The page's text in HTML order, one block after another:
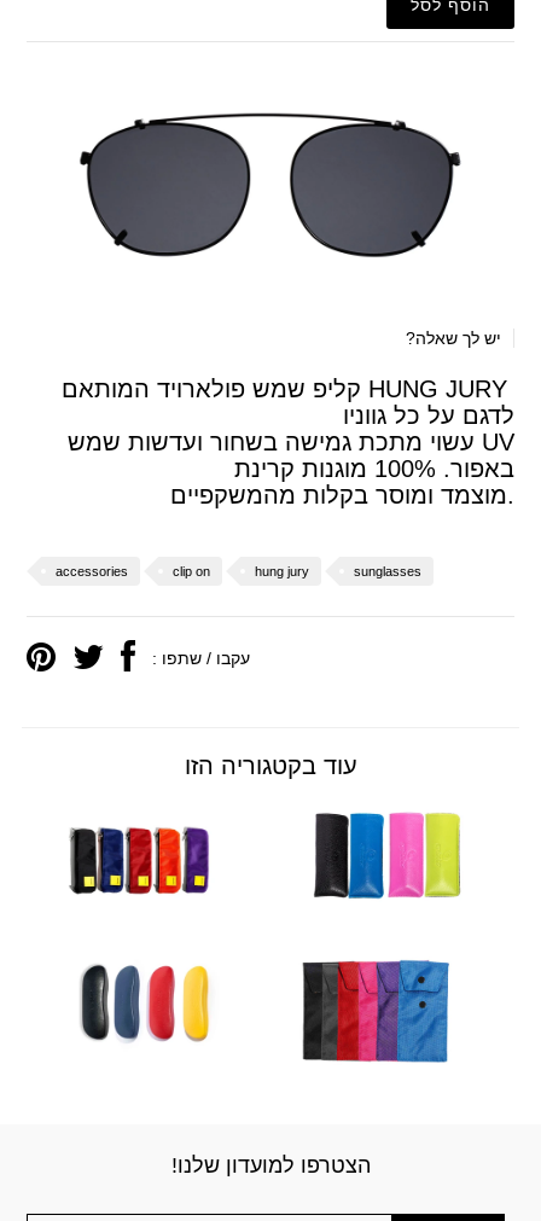
יש לך שאלה?
HUNG JURY קליפ שמש פולארויד המותאם
לדגם על כל גווניו
UV עשוי מתכת גמישה בשחור ועדשות שמש
באפור. 100% מוגנות קרינת
.מוצמד ומוסר בקלות מהמשקפיים
accessories clip on hung jury sunglasses
עקבו / שתפו :
עוד בקטגוריה הזו
הצטרפו למועדון שלנו!